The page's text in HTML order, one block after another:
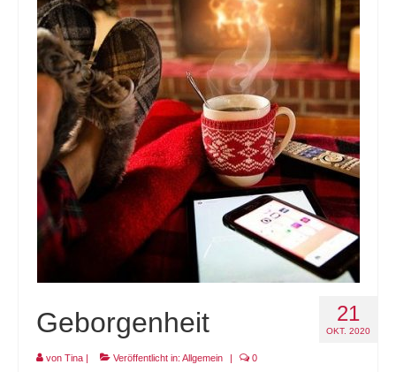
21
OKT. 2020
Geborgenheit
von Tina Veröffentlicht in: Allgemein 0